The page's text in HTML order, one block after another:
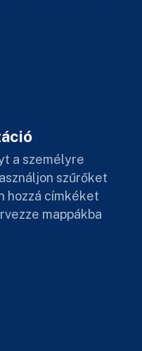
a személyre
szűrőket
hozzá címkéket
mappákba